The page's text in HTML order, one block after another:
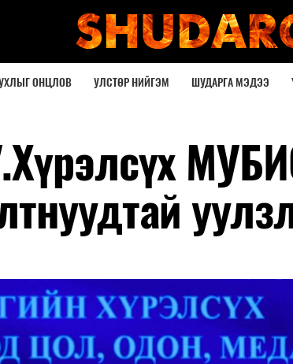
ОНЦЛОВ УЛСТӨР НИЙГЭМ ШУДАРГА МЭДЭЭ